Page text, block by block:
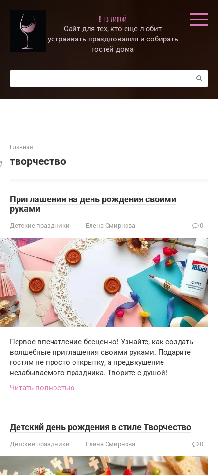
контенту
В гостиной
Сайт для тех, кто еще любит
устраивать празднования и собирать
гостей дома
Поиск:
Главная
творчество
Приглашения на день рождения своими
руками
Детские праздники Елена Смирнова 0
Первое впечатление бесценно! Узнайте, как создать
волшебные приглашения своими руками. Подарите
гостям не просто открытку, а предвкушение
незабываемого праздника. Творите с душой!
Читать полностью
Детский день рождения в стиле Творчество
Детские праздники Елена Смирнова 0